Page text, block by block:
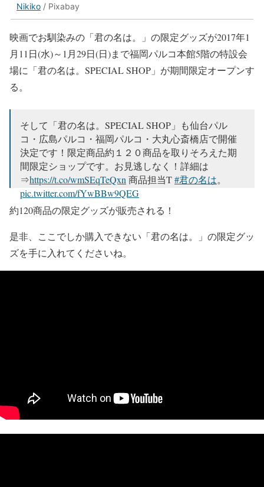
Nikiko / Pixabay
映画でお馴染みの「君の名は。」の限定グッズが2017年1
月11日(水)～1月29日(日)まで福岡パルコ本館5階の特設会
場に「君の名は。SPECIAL SHOP」が期間限定オープンす
る。
そして「君の名は。SPECIAL SHOP」も仙台パル
コ・広島パルコ・福岡パルコ・大丸心斎橋店で開催
決定です！限定商品約１２０商品を取りそろえた期
間限定ショップです。お見逃しなく！詳細は
⇒https://t.co/wmSEqTeQxn 商品担当T#君の名は。
pic.twitter.com/fYwBBw9QEG
— 映画『君の名は。』 (@kiminona_movie)
約120商品の限定グッズが販売される！
是非、ここでしか購入できない「君の名は。」の限定グッ
ズを手に入れてくださいね。